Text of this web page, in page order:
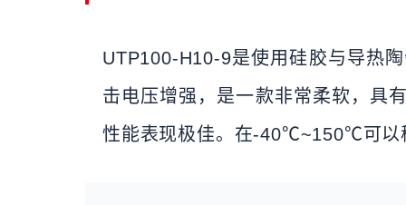
UTP100-H10-9是使用硅胶与导热
击电压增强，是一款非常柔软，具
性能表现极佳。在-40℃~150℃可以